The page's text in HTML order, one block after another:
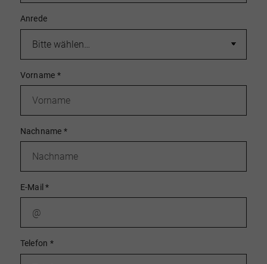
Anrede
Vorname *
Nachname *
E-Mail*
Telefon *